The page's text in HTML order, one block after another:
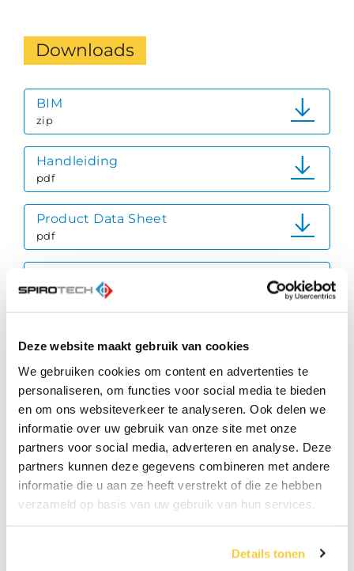
Deze website maakt gebruik van cookies
We gebruiken cookies om content en advertenties te
personaliseren, om functies voor social media te bieden
en om ons websiteverkeer te analyseren. Ook delen we
informatie over uw gebruik van onze site met onze
partners voor social media, adverteren en analyse. Deze
partners kunnen deze gegevens combineren met andere
informatie die u aan ze heeft verstrekt of die ze hebben
verzameld op basis van uw gebruik van hun services.
Details tonen
Downloads
BIM
zip
Handleiding
pdf
Product Data Sheet
pdf
pdf
pdf
Vacuumontgassing
pdf
Bedradingsschema
pdf
Handleiding S600 Wifi